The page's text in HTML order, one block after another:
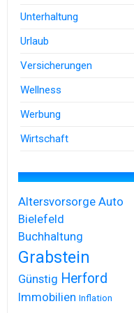
Unterhaltung
Urlaub
Versicherungen
Wellness
Werbung
Wirtschaft
Altersvorsorge Auto
Bielefeld
Buchhaltung
Grabstein
Günstig Herford
Immobilien Inflation